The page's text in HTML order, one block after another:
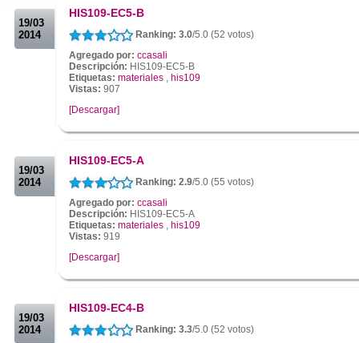
19/03
2014
HIS109-EC5-B
Ranking: 3.0/5.0 (52 votos)
Agregado por: ccasali
Descripción: HIS109-EC5-B
Etiquetas: materiales
his109
Vistas: 907
[Descargar]
19/03
2014
HIS109-EC5-A
Ranking: 2.9/5.0 (55 votos)
Agregado por: ccasali
Descripción: HIS109-EC5-A
Etiquetas: materiales
his109
Vistas: 919
[Descargar]
19/03
2014
HIS109-EC4-B
Ranking: 3.3/5.0 (52 votos)